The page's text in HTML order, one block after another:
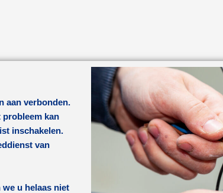
aan verbonden.
probleem kan
inschakelen.
van
u helaas niet